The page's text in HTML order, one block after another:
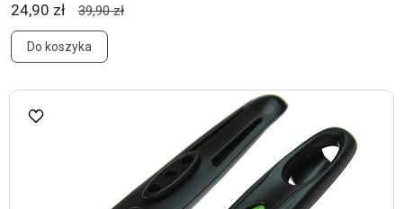
24,90 zł 39,90 zł
Do koszyka